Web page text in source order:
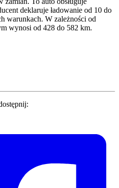
deklaruje ładowanie od 10 do
warunkach. W zależności od
wynosi od 428 do 582 km.